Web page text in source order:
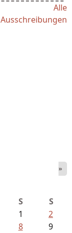
Alle
Ausschreibungen
»
S
S
1
2
8
9